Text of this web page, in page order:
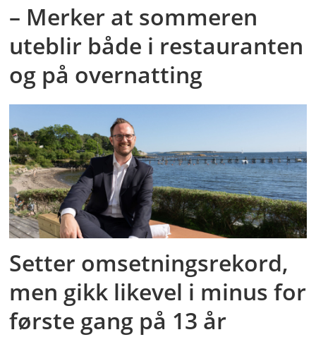
– Merker at sommeren
uteblir både i restauranten
og på overnatting
Setter omsetningsrekord,
men gikk likevel i minus for
første gang på 13 år